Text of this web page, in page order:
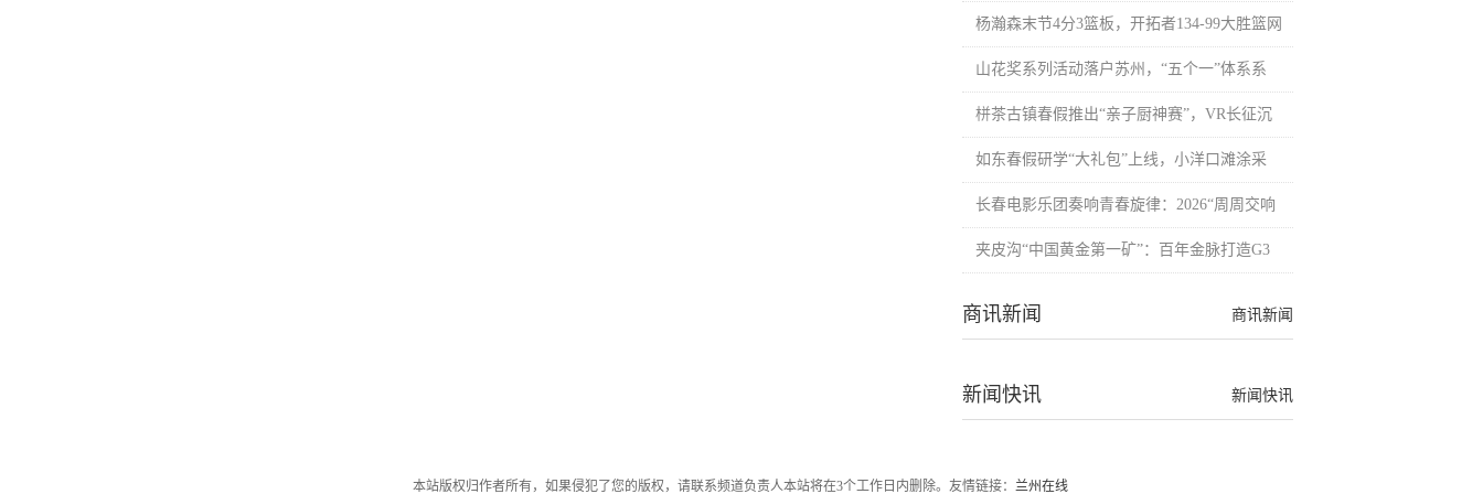
杨瀚森末节4分3篮板，开拓者134-99大胜篮网
山花奖系列活动落户苏州，“五个一”体系系
栟茶古镇春假推出“亲子厨神赛”，VR长征沉
如东春假研学“大礼包”上线，小洋口滩涂采
长春电影乐团奏响青春旋律：2026“周周交响
夹皮沟“中国黄金第一矿”：百年金脉打造G3
商讯新闻
商讯新闻
新闻快讯
新闻快讯
本站版权归作者所有，如果侵犯了您的版权，请联系频道负责人本站将在3个工作日内删除。友情链接： 兰州在线